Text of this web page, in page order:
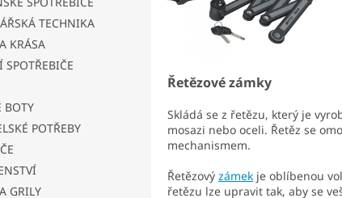
TECHNIKA
KRÁSA
SPOTŘEBIČE
BOTY
POTŘEBY
GRILY
Řetězové zámky
Skládá se z řetězu, který je
mosazi nebo oceli. Řetěz se
mechanismem.
Řetězový zámek je oblíbenou
řetězu lze upravit tak, aby se